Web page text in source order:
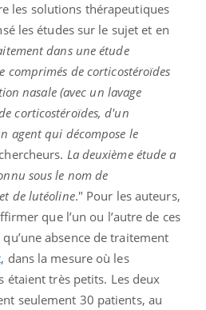
les solutions thérapeutiques
les études sur le sujet et en
dans une étude
comprimés de corticostéroïdes
nasale (avec un lavage
corticostéroïdes, d'un
agent qui décompose le
La deuxième étude a
sous le nom de
de lutéoline." Pour les auteurs,
que l’un ou l’autre de ces
absence de traitement
, dans la mesure où les
étaient très petits. Les deux
seulement 30 patients, au